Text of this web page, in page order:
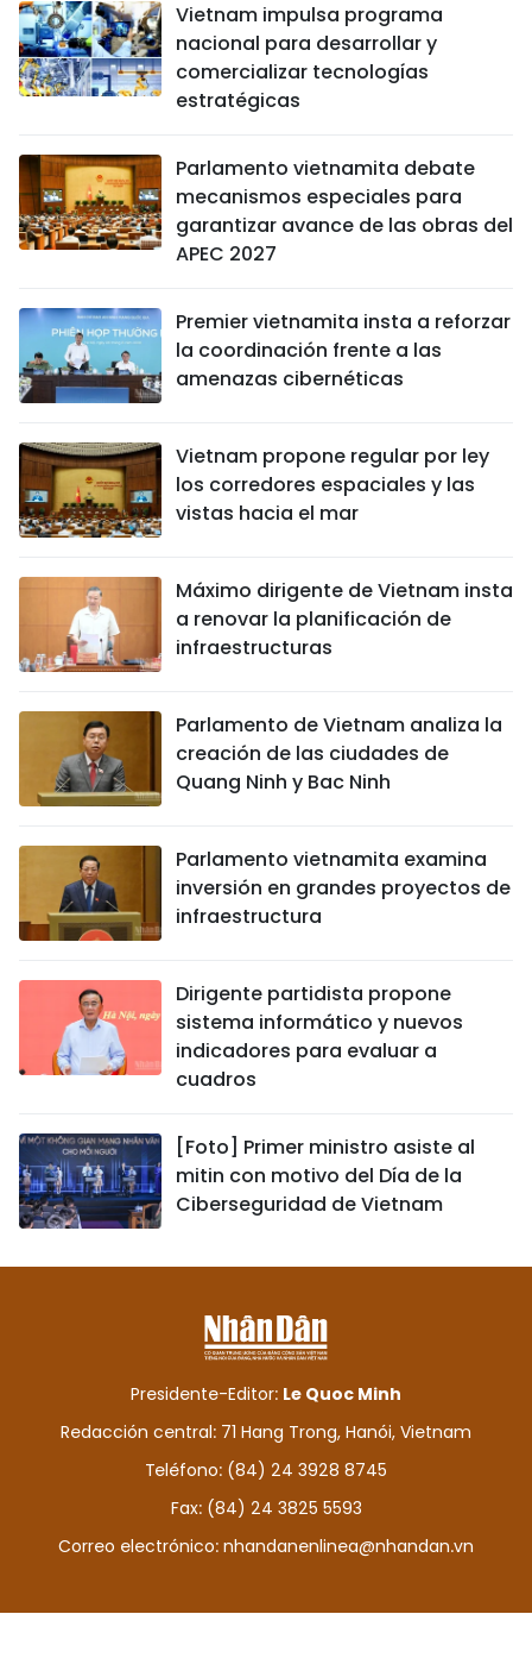
Vietnam impulsa programa
nacional para desarrollar y
comercializar tecnologías
estratégicas
Parlamento vietnamita debate
mecanismos especiales para
garantizar avance de las obras del
APEC 2027
Premier vietnamita insta a reforzar
la coordinación frente a las
amenazas cibernéticas
Vietnam propone regular por ley
los corredores espaciales y las
vistas hacia el mar
Máximo dirigente de Vietnam insta
a renovar la planificación de
infraestructuras
Parlamento de Vietnam analiza la
creación de las ciudades de
Quang Ninh y Bac Ninh
Parlamento vietnamita examina
inversión en grandes proyectos de
infraestructura
Dirigente partidista propone
sistema informático y nuevos
indicadores para evaluar a
cuadros
[Foto] Primer ministro asiste al
mitin con motivo del Día de la
Ciberseguridad de Vietnam
Presidente-Editor: Le Quoc Minh
Redacción central: 71 Hang Trong, Hanói, Vietnam
Teléfono: (84) 24 3928 8745
Fax: (84) 24 3825 5593
Correo electrónico: nhandanenlinea@nhandan.vn